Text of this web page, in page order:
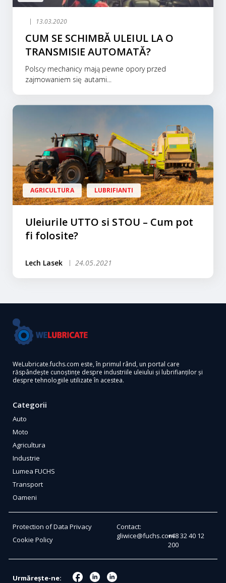
13.03.2020
CUM SE SCHIMBĂ ULEIUL LA O
TRANSMISIE AUTOMATĂ?
Polscy mechanicy mają pewne opory przed
zajmowaniem się autami...
AGRICULTURA LUBRIFIANTI
Uleiurile UTTO si STOU – Cum pot
fi folosite?
Lech Lasek 24.05.2021
WeLubricate.fuchs.com este, în primul rând, un portal care
răspândește cunoștințe despre industriile uleiului și lubrifianților și
despre tehnologiile utilizate în acestea.
Categorii
Auto
Moto
Agricultura
Industrie
Lumea FUCHS
Transport
Oameni
Protection of Data Privacy
Cookie Policy
Contact:
gliwice@fuchs.com+48 32 40 12
200
Urmărește-ne: